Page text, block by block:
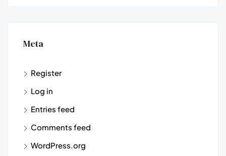
Meta
Register
Log in
Entries feed
Comments feed
WordPress.org